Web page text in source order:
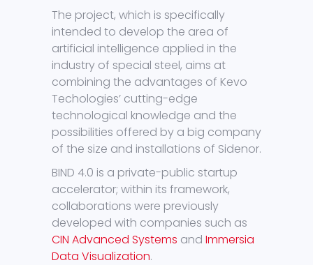
The project, which is specifically
intended to develop the area of
artificial intelligence applied in the
industry of special steel, aims at
combining the advantages of Kevo
Techologies’ cutting-edge
technological knowledge and the
possibilities offered by a big company
of the size and installations of Sidenor.
BIND 4.0 is a private-public startup
accelerator; within its framework,
collaborations were previously
developed with companies such as
CIN Advanced Systems and Immersia
Data Visualization.